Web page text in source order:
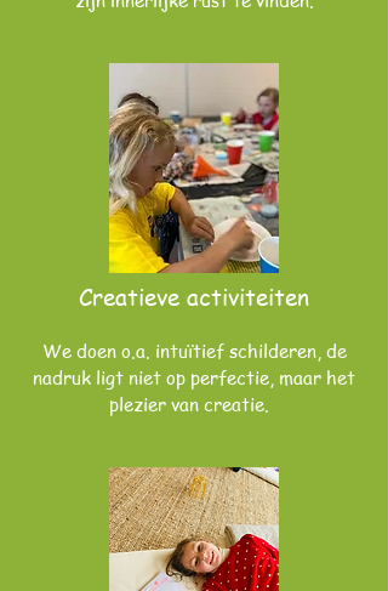
Creatieve activiteiten
We doen o.a. intuïtief schilderen, de
nadruk ligt niet op perfectie, maar het
plezier van creatie.